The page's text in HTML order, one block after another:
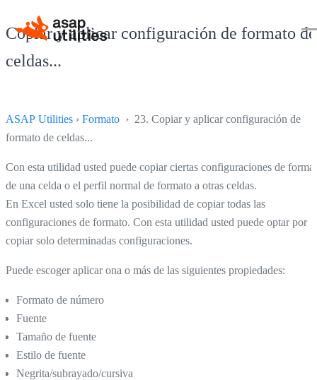
Copiar y aplicar configuración de formato de
celdas...
ASAP Utilities › Formato › 23. Copiar y aplicar configuración de
formato de celdas...
Con esta utilidad usted puede copiar ciertas configuraciones de
de una celda o el perfil normal de formato a otras celdas.
En Excel usted solo tiene la posibilidad de copiar todas las
configuraciones de formato. Con esta utilidad usted puede optar por
copiar solo determinadas configuraciones.
Puede escoger aplicar ona o más de las siguientes propiedades:
Formato de número
Fuente
Tamaño de fuente
Estilo de fuente
Negrita/subrayado/cursiva